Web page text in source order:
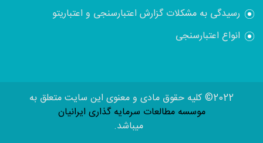
رسیدگی به مشکلات گزارش اعتبارسنجی و اعتباریتو
انواع اعتبارسنجی
2022© کلیه حقوق مادی و معنوی این سایت متعلق به
موسسه مطالعات سرمایه گذاری ایرانیان
میباشد.